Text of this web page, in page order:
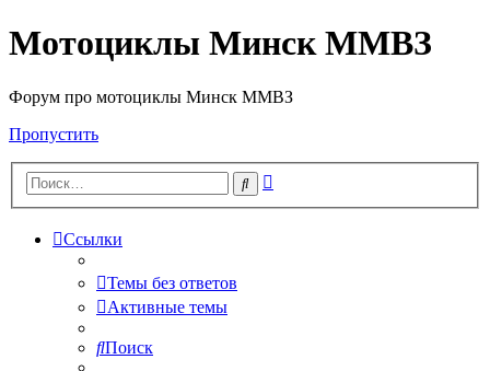
Мотоциклы Минск ММВЗ
Форум про мотоциклы Минск ММВЗ
Пропустить
Поиск
Ссылки
Темы без ответов
Активные темы
Поиск